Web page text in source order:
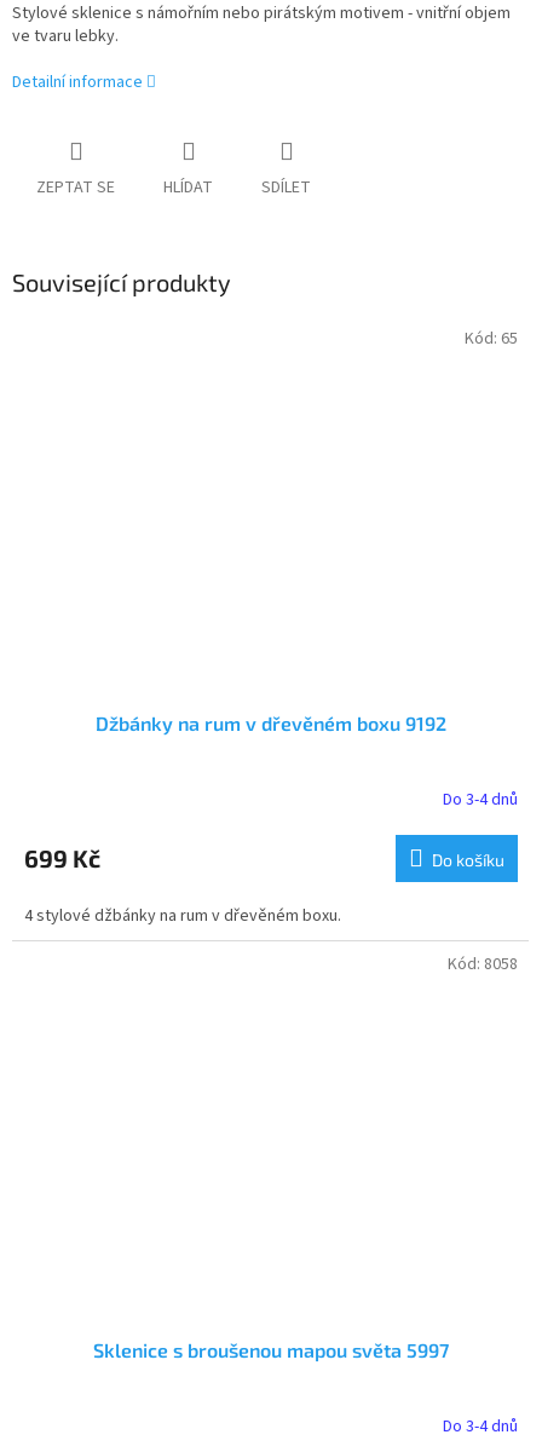
Stylové sklenice s námořním nebo pirátským motivem - vnitřní objem
ve tvaru lebky.
Detailní informace
ZEPTAT SE HLÍDAT SDÍLET
Související produkty
Džbánky na rum v dřevěném boxu 9192
produktu
je
z
5
Do 3-4 dnů
699 Kč Do košíku
4 stylové džbánky na rum v dřevěném boxu.
Kód: 65
Sklenice s broušenou mapou světa 5997
Do 3-4 dnů
Kód: 8058